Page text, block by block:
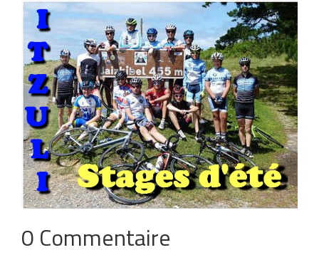
0 Commentaire